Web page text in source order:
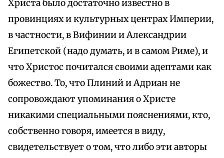
Христа было достаточно известно в
провинциях и культурных центрах Империи,
в частности, в Вифинии и Александрии
Египетской (надо думать, и в самом Риме), и
что Христос почитался своими адептами как
божество. То, что Плиний и Адриан не
сопровождают упоминания о Христе
никакими специальными пояснениями, кто,
собственно говоря, имеется в виду,
свидетельствует о том, что либо эти авторы